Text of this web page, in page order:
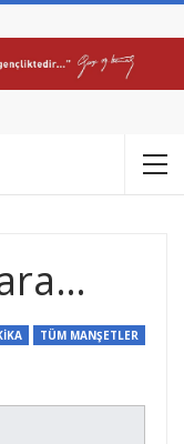
TÜM MANŞETLER